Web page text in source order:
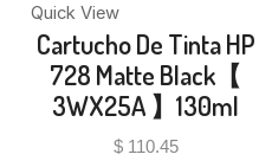
Quick View
Cartucho De Tinta HP
728 Matte Black【
3WX25A 】130ml
$110.45